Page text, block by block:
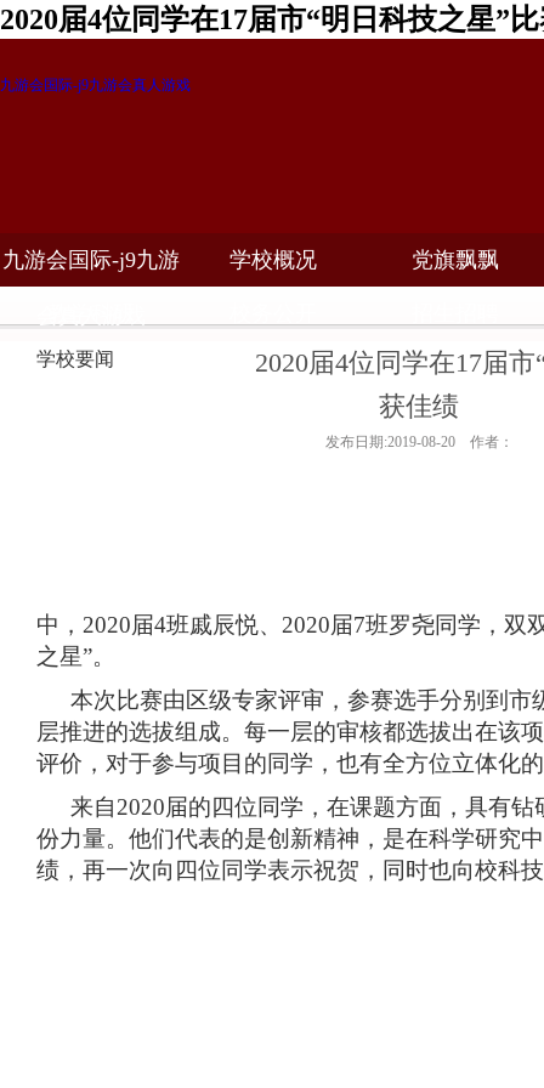
2020届4位同学在17届市“明日科技之星”
九游会国际-j9九游会真人游戏
九游会国际-j9九游 学校概况 党旗飘飘
学校要闻
2020届4位同学在17届
获佳绩
发布日期:2019-08-20 作者：
中，2020届4班戚辰悦、2020届7班罗尧同学，双
之星”。
本次比赛由区级专家评审，参赛选手分别到
层推进的选拔组成。每一层的审核都选拔出在该
评价，对于参与项目的同学，也有全方位立体化
来自2020届的四位同学，在课题方面，具有
份力量。他们代表的是创新精神，是在科学研究
绩，再一次向四位同学表示祝贺，同时也向校科